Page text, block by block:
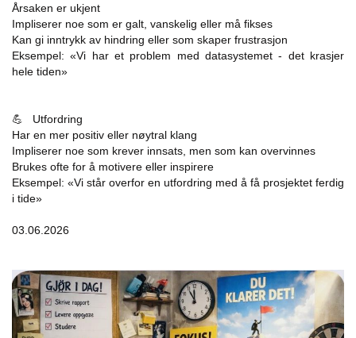
Årsaken er ukjent
Impliserer noe som er galt, vanskelig eller må fikses
Kan gi inntrykk av hindring eller som skaper frustrasjon
Eksempel: «Vi har et problem med datasystemet - det krasjer
hele tiden»
💪 Utfordring
Har en mer positiv eller nøytral klang
Impliserer noe som krever innsats, men som kan overvinnes
Brukes ofte for å motivere eller inspirere
Eksempel: «Vi står overfor en utfordring med å få prosjektet ferdig
i tide»
03.06.2026